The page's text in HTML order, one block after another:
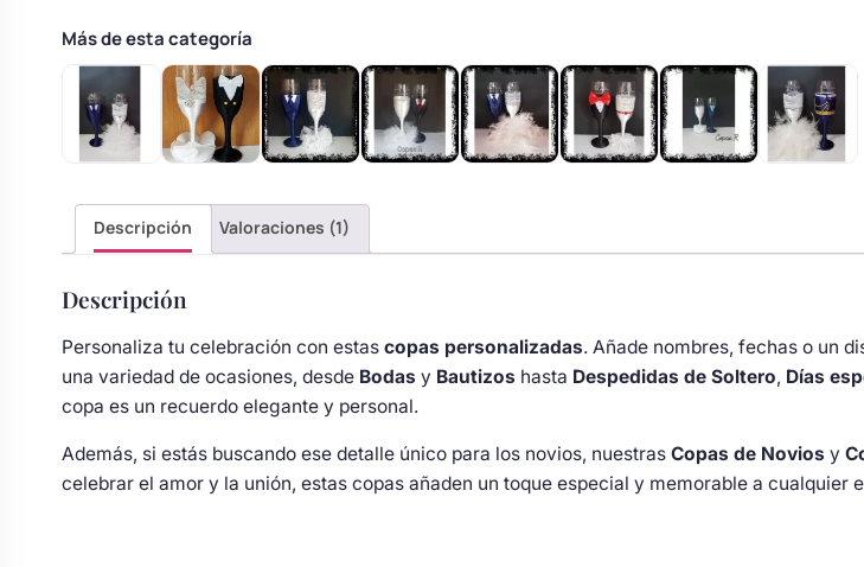
bebé boda
floral coche
corbata
lazo
cantidad
Más de esta categoría
Descripción Valoraciones (1)
Descripción
Personaliza tu celebración con estas copas personalizadas. Añade nombres, fechas o un
una variedad de ocasiones, desde Bodas y Bautizos hasta Despedidas de Soltero, Días
copa es un recuerdo elegante y personal.
Además, si estás buscando ese detalle único para los novios, nuestras Copas de Novios y
celebrar el amor y la unión, estas copas añaden un toque especial y memorable a cualquier